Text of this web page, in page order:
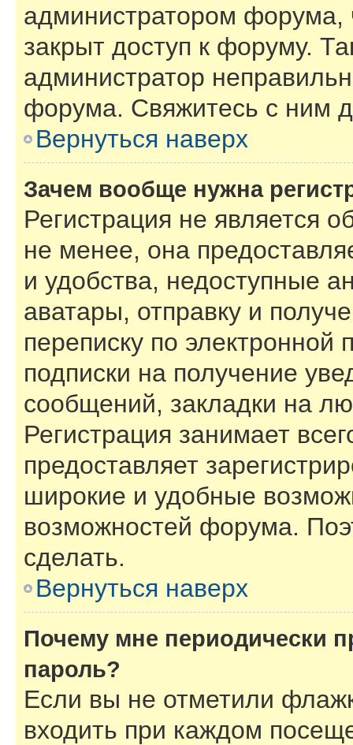
администратором
закрыт доступ к форуму.
администратор
форума. Свяжитесь с ним
Вернуться наверх
Зачем вообще нужна
Регистрация не является
не менее, она
и удобства, недоступные
аватары, отправку и
переписку по электронной
подписки на получение
сообщений, закладки на
Регистрация занимает
предоставляет
широкие и удобные
возможностей форума.
сделать.
Вернуться наверх
Почему мне периодически
пароль?
Если вы не отметили
входить при каждом